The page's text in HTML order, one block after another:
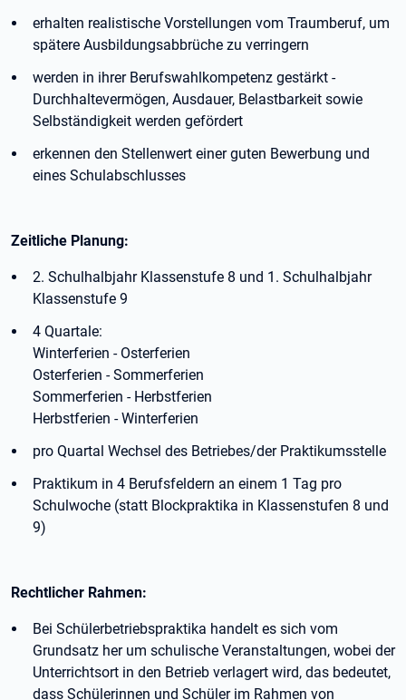
erhalten realistische Vorstellungen vom Traumberuf, um
spätere Ausbildungsabbrüche zu verringern
werden in ihrer Berufswahlkompetenz gestärkt -
Durchhaltevermögen, Ausdauer, Belastbarkeit sowie
Selbständigkeit werden gefördert
erkennen den Stellenwert einer guten Bewerbung und
eines Schulabschlusses
Zeitliche Planung:
2. Schulhalbjahr Klassenstufe 8 und 1. Schulhalbjahr
Klassenstufe 9
4 Quartale:
Winterferien - Osterferien
Osterferien - Sommerferien
Sommerferien - Herbstferien
Herbstferien - Winterferien
pro Quartal Wechsel des Betriebes/der Praktikumsstelle
Praktikum in 4 Berufsfeldern an einem 1 Tag pro
Schulwoche (statt Blockpraktika in Klassenstufen 8 und
9)
Rechtlicher Rahmen:
Bei Schülerbetriebspraktika handelt es sich vom
Grundsatz her um schulische Veranstaltungen, wobei der
Unterrichtsort in den Betrieb verlagert wird, das bedeutet,
dass Schülerinnen und Schüler im Rahmen von